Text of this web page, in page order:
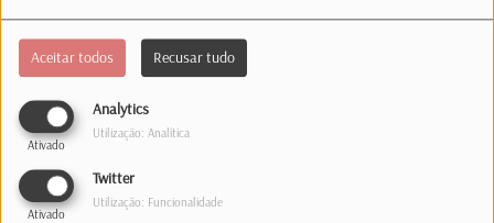
Aceitar todos Recusar tudo
Analytics
Ativado
Utilização: Analítica
Twitter
Ativado
Utilização: Funcionalidade
The ChainSmokers & The
Mastiksoul